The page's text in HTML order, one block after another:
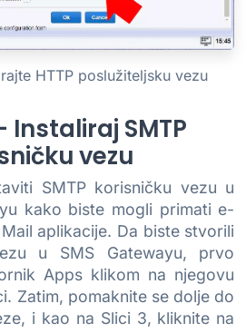
HTTP poslužiteljsku vezu
Instaliraj SMTP
vezu
SMTP korisničku vezu u
kako biste mogli primati e-
aplikacije. Da biste stvorili
u SMS Gatewayu, prvo
Apps klikom na njegovu
Zatim, pomaknite se dolje do
i kao na Slici 3, kliknite na